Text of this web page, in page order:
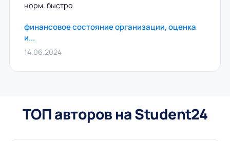
норм. быстро
финансовое состояние организации, оценка
и...
14.06.2024
ТОП авторов на Student24